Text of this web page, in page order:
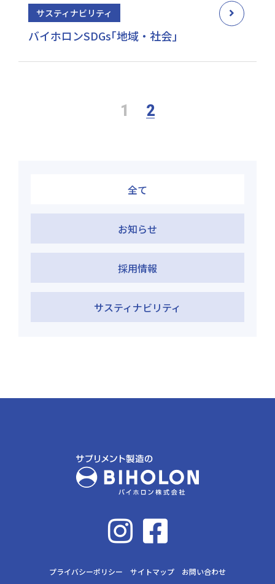
全て
お知らせ
採用情報
サスティナビリティ
サスティナビリティ
バイホロンSDGs｢地域・社会｣
1 2
プライバシーポリシー サイトマップ お問い合わせ